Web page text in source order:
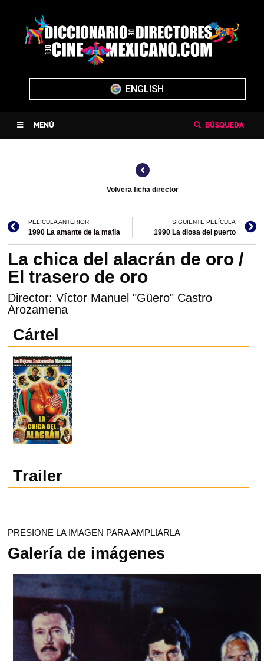
ENGLISH
MENÚ BÚSQUEDA
Volvera ficha director
PELICULA ANTERIOR
1990 La amante de la mafia
SIGUIENTE PELÍCULA
1990 La diosa del puerto
La chica del alacrán de oro /
El trasero de oro
Director: Víctor Manuel "Güero" Castro
Arozamena
Cártel
Trailer
PRESIONE LA IMAGEN PARA AMPLIARLA
Galería de imágenes